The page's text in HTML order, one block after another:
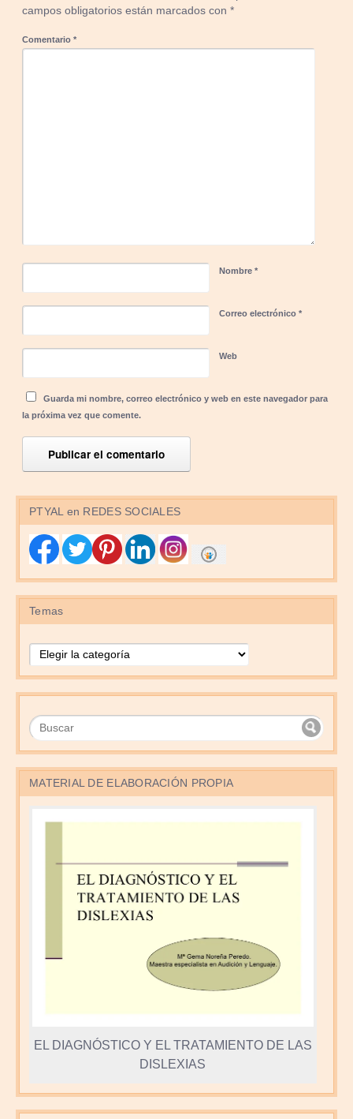
campos obligatorios están marcados con*
Comentario*
Nombre*
Correo electrónico*
Web
Guarda mi nombre, correo electrónico y web en este navegador para
la próxima vez que comente.
PTYAL en REDES SOCIALES
Temas
MATERIAL DE ELABORACIÓN PROPIA
EL DIAGNÓSTICO Y EL TRATAMIENTO DE LAS
DISLEXIAS